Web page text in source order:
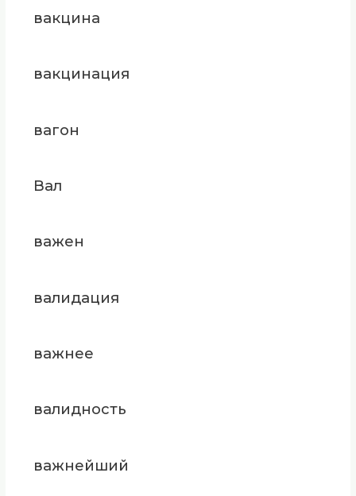
вакцина
вакцинация
вагон
Вал
важен
валидация
важнее
валидность
важнейший